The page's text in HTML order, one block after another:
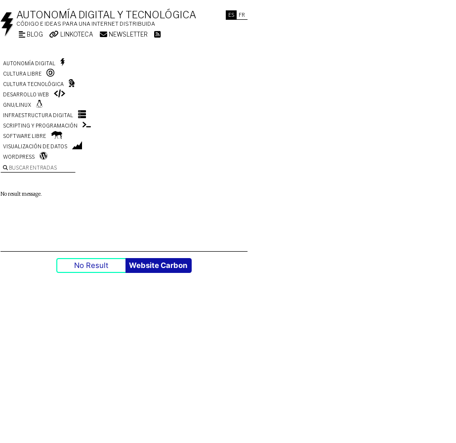
ES FR
AUTONOMÍA DIGITAL Y TECNOLÓGICA
CÓDIGO E IDEAS PARA UNA INTERNET DISTRIBUIDA
BLOG LINKOTECA NEWSLETTER
AUTONOMÍA DIGITAL
CULTURA LIBRE
CULTURA TECNOLÓGICA
DESARROLLO WEB
GNU/LINUX
INFRAESTRUCTURA DIGITAL
SCRIPTING Y PROGRAMACIÓN
SOFTWARE LIBRE
VISUALIZACIÓN DE DATOS
WORDPRESS
BUSCAR ENTRADAS
No result message.
No Result Website Carbon